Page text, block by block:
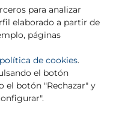
para analizar
elaborado a partir de
páginas
política de cookies.
el botón
el botón "Rechazar" y
NEXT
Marta Casanovas Espinar
GRANTS